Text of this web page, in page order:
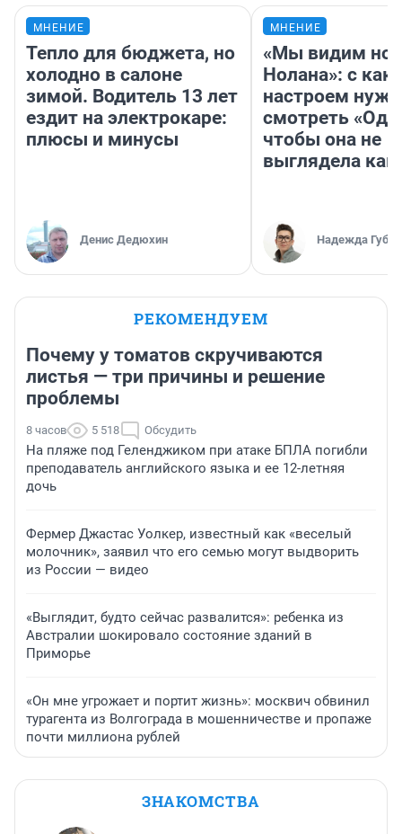
МНЕНИЕ
Тепло для бюджета, но
холодно в салоне
зимой. Водитель 13 лет
ездит на электрокаре:
плюсы и минусы
Денис Дедюхин
МНЕНИЕ
«Мы видим
Нолана»: с
настроем
смотреть
чтобы она не
выглядела как
Надежда
РЕКОМЕНДУЕМ
Почему у томатов скручиваются
листья — три причины и решение
проблемы
8 часов 5 518 Обсудить
На пляже под Геленджиком при атаке БПЛА погибли
преподаватель английского языка и ее 12-летняя
дочь
Фермер Джастас Уолкер, известный как «веселый
молочник», заявил что его семью могут выдворить
из России — видео
«Выглядит, будто сейчас развалится»: ребенка из
Австралии шокировало состояние зданий в
Приморье
«Он мне угрожает и портит жизнь»: москвич обвинил
турагента из Волгограда в мошенничестве и пропаже
почти миллиона рублей
ЗНАКОМСТВА